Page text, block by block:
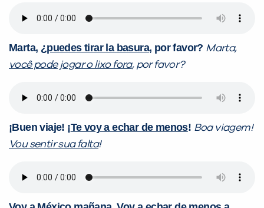
Marta, ¿puedes tirar la basura, por favor? Marta,
você pode jogar o lixo fora, por favor?
¡Buen viaje! ¡Te voy a echar de menos! Boa viagem!
Vou sentir sua falta!